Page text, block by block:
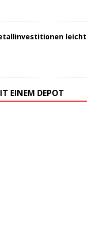
leicht
EINEM DEPOT